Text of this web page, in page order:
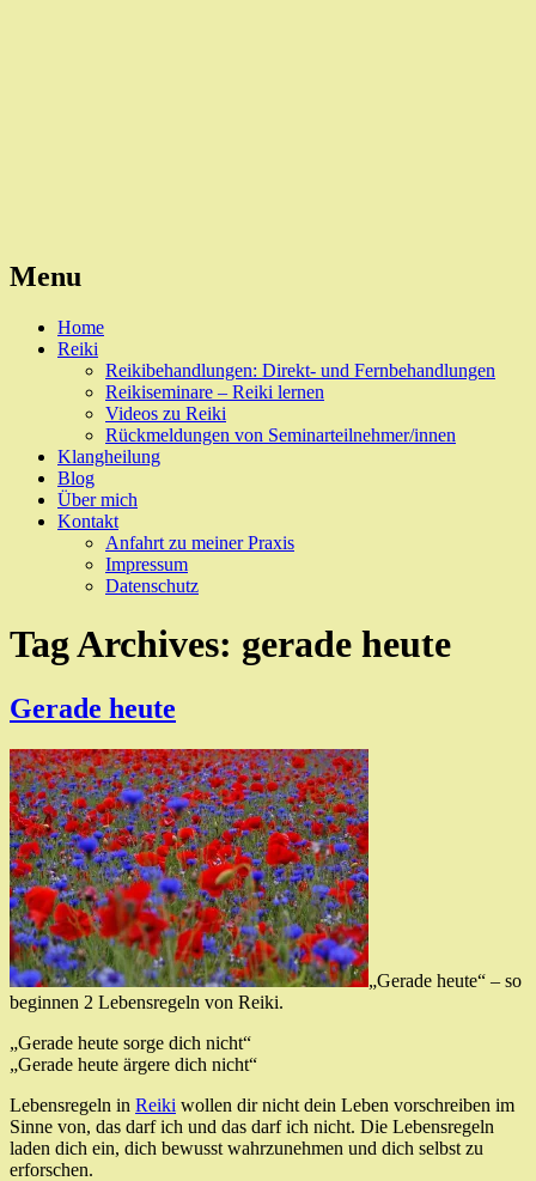
Menu
Skip
Home
Reiki
Reikibehandlungen: Direkt- und Fernbehandlungen
Reikiseminare – Reiki lernen
Videos zu Reiki
Rückmeldungen von Seminarteilnehmer/innen
Klangheilung
Blog
Über mich
Kontakt
Anfahrt zu meiner Praxis
Impressum
Datenschutz
Tag Archives: gerade heute
Gerade heute
„Gerade heute“ – so
beginnen 2 Lebensregeln von Reiki.
„Gerade heute sorge dich nicht“
„Gerade heute ärgere dich nicht“
Lebensregeln in Reiki wollen dir nicht dein Leben vorschreiben im
Sinne von, das darf ich und das darf ich nicht. Die Lebensregeln
laden dich ein, dich bewusst wahrzunehmen und dich selbst zu
erforschen.